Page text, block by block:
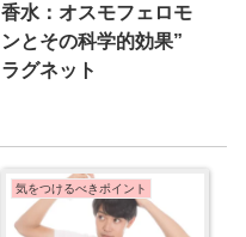
香水：オスモフェロモ
ンとその科学的効果”
ラグネット
気をつけるべきポイント